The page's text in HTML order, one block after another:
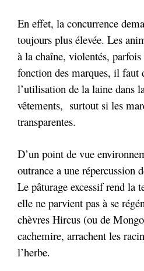
En effet, la concurrence
toujours plus élevée. Les
à la chaîne, violentés,
fonction des marques, il faut
l’utilisation de la laine dans
vêtements, surtout si les
transparentes.
D’un point de vue
outrance a une répercussion
Le pâturage excessif rend la
elle ne parvient pas à se
chèvres Hircus (ou de
cachemire, arrachent les
l’herbe.